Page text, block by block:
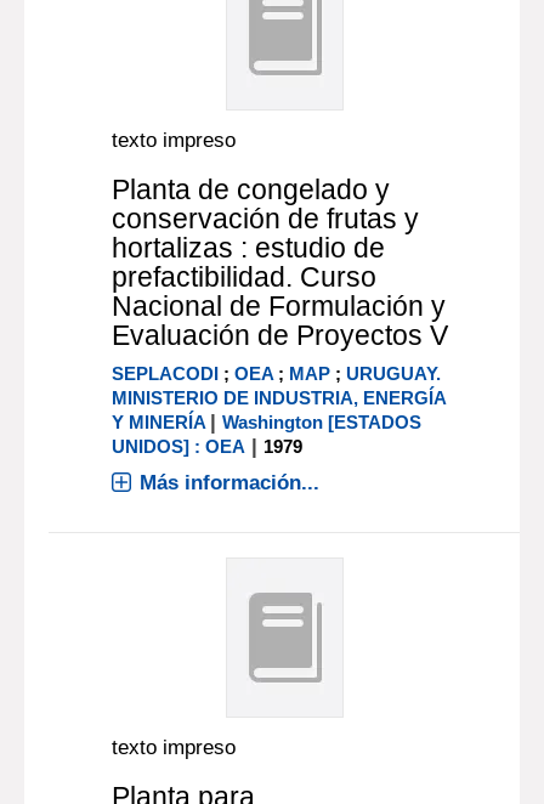
texto impreso
Planta de congelado y
conservación de frutas y
hortalizas : estudio de
prefactibilidad. Curso
Nacional de Formulación y
Evaluación de Proyectos V
SEPLACODI ;OEA ; MAP ;URUGUAY.
MINISTERIO DE INDUSTRIA, ENERGÍA
Y MINERÍA |Washington [ESTADOS
UNIDOS] : OEA | 1979
Más información...
texto impreso
Planta para